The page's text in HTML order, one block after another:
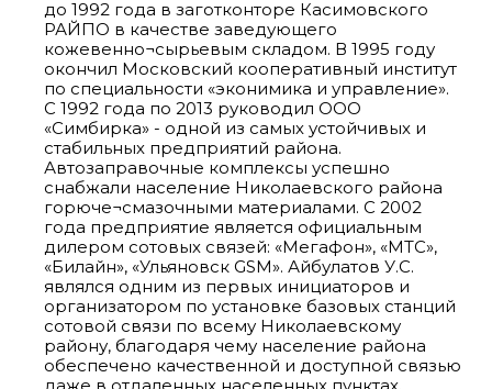
до 1992 года в заготконторе Касимовского
РАЙПО в качестве заведующего
кожевенно¬сырьевым складом. В 1995 году
окончил Московский кооперативный институт
по специальности «эконимика и управление».
С 1992 года по 2013 руководил ООО
«Симбирка» - одной из самых устойчивых и
стабильных предприятий района.
Автозаправочные комплексы успешно
снабжали население Николаевского района
горюче¬смазочными материалами. С 2002
года предприятие является официальным
дилером сотовых связей: «Мегафон», «МТС»,
«Билайн», «Ульяновск GSM». Айбулатов У.С.
являлся одним из первых инициаторов и
организатором по установке базовых станций
сотовой связи по всему Николаевскому
району, благодаря чему население района
обеспечено качественной и доступной связью